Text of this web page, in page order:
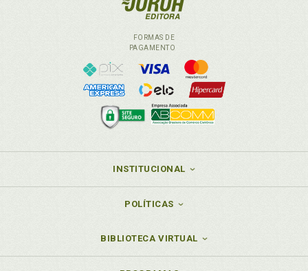
FORMAS DE
PAGAMENTO
INSTITUCIONAL
POLÍTICAS
BIBLIOTECA VIRTUAL